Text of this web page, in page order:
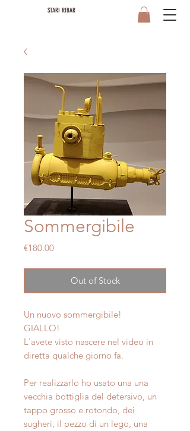
STARI RIBAR
Sommergibile
€180.00Price
Out of Stock
Un nuovo sommergibile!
GIALLO!
L'avete visto nascere nel video in
diretta qualche giorno fa.
Per realizzarlo ho usato una una
vecchia bottiglia del detersivo, un
tappo grosso e rotondo, dei
sugheri, il pezzo di un lego, una